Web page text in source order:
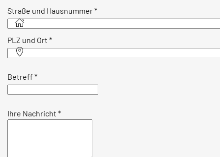
Straße und Hausnummer*
PLZ und Ort *
Betreff *
Ihre Nachricht *